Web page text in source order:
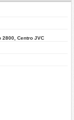
2800, Centro JVC